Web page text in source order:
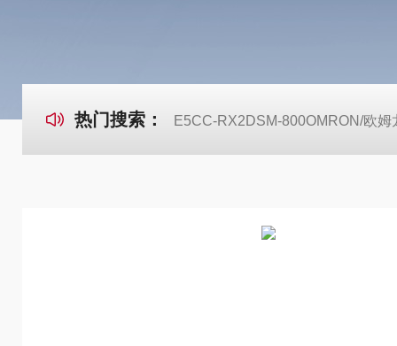
热门搜索： E5CC-RX2DSM-800OMRON/欧